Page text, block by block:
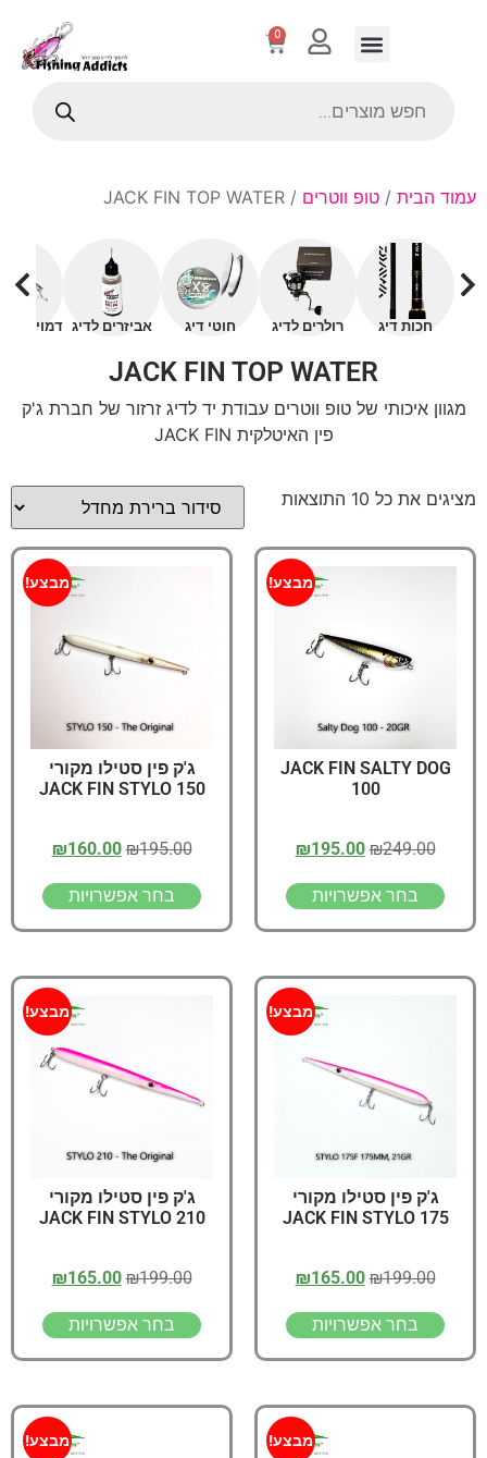
0
עמוד הבית / טופ ווטרים / JACK FIN TOP WATER
חכות דיג רולרים לדיג חוטי דיג אביזרים לדיג דמויים
JACK FIN TOP WATER
מגוון איכותי של טופ ווטרים עבודת יד לדיג זרזור של חברת ג'ק
פין האיטלקית JACK FIN
מציגים את כל ⁦10⁩ התוצאות
מבצע!
JACK FIN SALTY DOG
100
₪249.00
₪195.00
בחר אפשרויות
מבצע!
ג'ק פין סטילו מקורי
JACK FIN STYLO 150
₪195.00
₪160.00
בחר אפשרויות
מבצע!
ג'ק פין סטילו מקורי
JACK FIN STYLO 175
₪199.00
₪165.00
בחר אפשרויות
מבצע!
ג'ק פין סטילו מקורי
JACK FIN STYLO 210
₪199.00
₪165.00
בחר אפשרויות
מבצע! מבצע!